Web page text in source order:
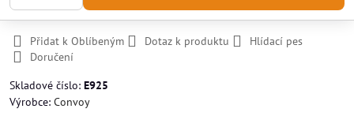
Přidat k Oblíbeným Dotaz k produktu
Hlídací pes
Doručení
Skladové číslo: E925
Výrobce: Convoy